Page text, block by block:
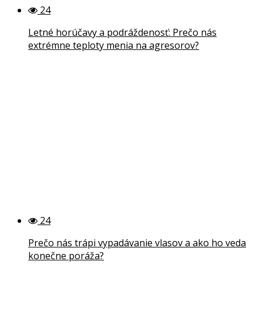
24
Letné horúčavy a podráždenosť: Prečo nás
extrémne teploty menia na agresorov?
24
Prečo nás trápi vypadávanie vlasov a ako ho veda
konečne poráža?